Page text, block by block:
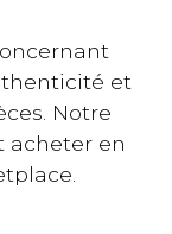
et
Notre
acheter en